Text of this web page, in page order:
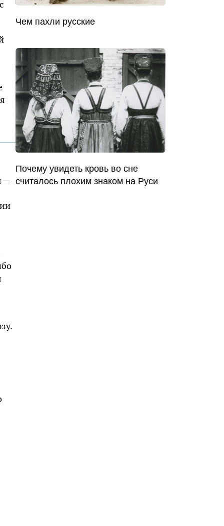
—
Чем пахли русские
Почему увидеть кровь во сне
считалось плохим знаком на Руси